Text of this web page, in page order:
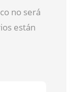
no será
están